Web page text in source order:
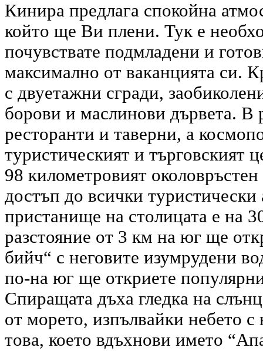
Кинира предлага спокойна
който ще Ви плени. Тук е
почувствате подмладени и
максимално от ваканцията си.
с двуетажни сгради,
борови и маслинови дървета. В
ресторанти и таверни, а
туристическият и търговският
98 километровият
достъп до всички
пристанище на столицата е на
разстояние от 3 км на юг ще
бийч“ с неговите изумрудени
по-на юг ще откриете
Спиращата дъха гледка на
от морето, изпълвайки небето
това, което вдъхнови името